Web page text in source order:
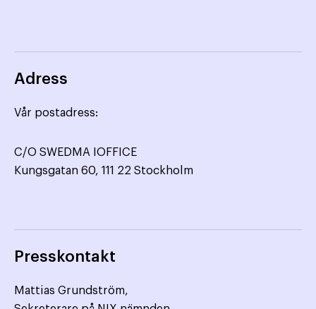
Adress
Vår postadress:
C/O SWEDMA IOFFICE
Kungsgatan 60, 111 22 Stockholm
Presskontakt
Mattias Grundström,